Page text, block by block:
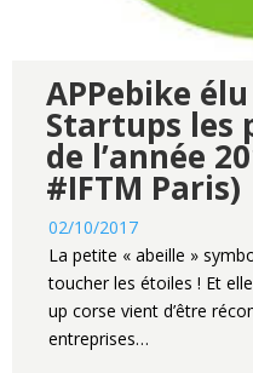
APPebike
Startups les
de l’année
#IFTM Paris)
02/10/2017
La petite « abeille »
toucher les étoiles ! Et
up corse vient d’être
entreprises…